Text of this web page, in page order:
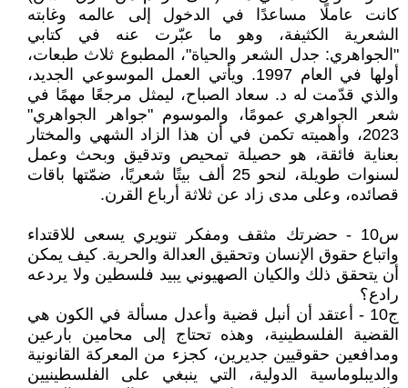
كانت عاملًا مساعدًا في الدخول إلى عالمه وغابته
الشعرية الكثيفة، وهو ما عبّرت عنه في كتابي
"الجواهري: جدل الشعر والحياة"، المطبوع ثلاث طبعات،
أولها في العام 1997. ويأتي العمل الموسوعي الجديد،
والذي قدّمت له د. سعاد الصباح، ليمثل مرجعًا مهمًا في
شعر الجواهري عمومًا، والموسوم "جواهر الجواهري"
2023، وأهميته تكمن في أن هذا الزاد الشهي والمختار
بعناية فائقة، هو حصيلة تمحيص وتدقيق وبحث وعمل
لسنوات طويلة، لنحو 25 ألف بيتًا شعريًا، ضمّتها باقات
قصائده، وعلى مدى زاد عن ثلاثة أرباع القرن.
س10 - حضرتك مثقف ومفكر تنويري يسعى للاقتداء
واتباع حقوق الإنسان وتحقيق العدالة والحرية. كيف يمكن
أن يتحقق ذلك والكيان الصهيوني يبيد فلسطين ولا يردعه
رادع؟
ج10 - أعتقد أن أنبل قضية وأعدل مسألة في الكون هي
القضية الفلسطينية، وهذه تحتاج إلى محامين بارعين
ومدافعين حقوقيين جديرين، كجزء من المعركة القانونية
والديبلوماسية الدولية، التي ينبغي على الفلسطينيين